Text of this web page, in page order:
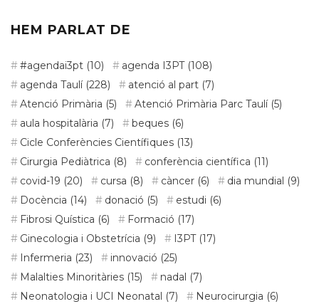
HEM PARLAT DE
#agendai3pt (10) agenda I3PT(108)
agenda Taulí(228) atenció al part (7)
Atenció Primària (5) Atenció Primària Parc Taulí(5)
aula hospitalària (7) beques (6)
Cicle Conferències Científiques (13)
Cirurgia Pediàtrica (8) conferència científica (11)
covid-19 (20) cursa (8) càncer (6) dia mundial (9)
Docència (14) donació (5) estudi (6)
Fibrosi Quística (6) Formació (17)
Ginecologia i Obstetrícia (9) I3PT(17)
Infermeria (23) innovació (25)
Malalties Minoritàries (15) nadal (7)
Neonatologia i UCI Neonatal (7) Neurocirurgia (6)